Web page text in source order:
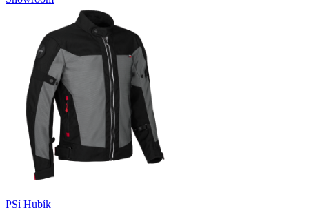
PSí Hubík